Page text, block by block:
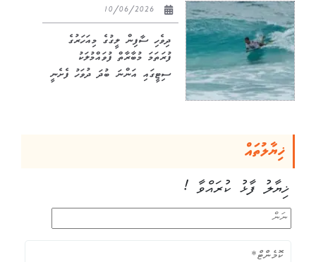
ދިވެހި ސާފިން ލީގުގެ މިއަހަރުގެ
ފުރަތަމަ މުބާރާތް ފުވައްމުލަކު
ސިޓީގައި އަންނަ ބުދަ ދުވަހު ފެށެނީ
ޚިޔާލުތައް
ޚިޔާލު ފާޅު ކުރައްވާ !